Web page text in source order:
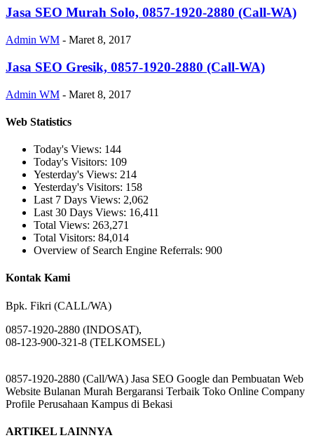
Jasa SEO Murah Solo, 0857-1920-2880 (Call-WA)
Admin WM - Maret 8, 2017
Jasa SEO Gresik, 0857-1920-2880 (Call-WA)
Admin WM - Maret 8, 2017
Web Statistics
Today's Views: 144
Today's Visitors: 109
Yesterday's Views: 214
Yesterday's Visitors: 158
Last 7 Days Views: 2,062
Last 30 Days Views: 16,411
Total Views: 263,271
Total Visitors: 84,014
Overview of Search Engine Referrals: 900
Kontak Kami
Bpk. Fikri (CALL/WA)
0857-1920-2880 (INDOSAT),
08-123-900-321-8 (TELKOMSEL)
0857-1920-2880 (Call/WA) Jasa SEO Google dan Pembuatan Web
Website Bulanan Murah Bergaransi Terbaik Toko Online Company
Profile Perusahaan Kampus di Bekasi
ARTIKEL LAINNYA